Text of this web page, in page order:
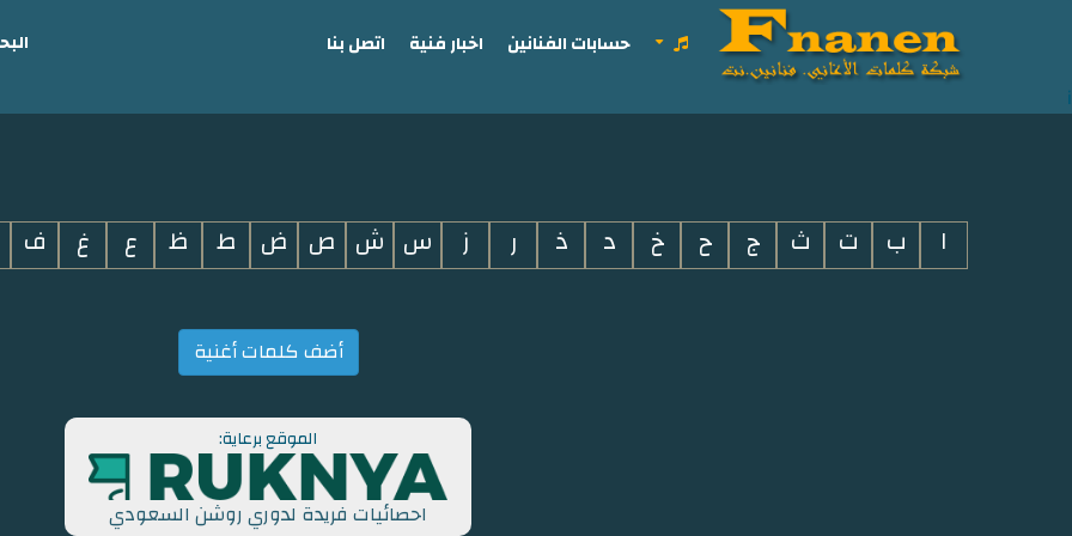
i
حسابات الفنانين اخبار فنية اتصل بنا
ا ب ت ث ج ح خ د ذ ر ز س ش ص ض ط ظ ع غ ف
أضف كلمات أغنية
الموقع برعاية:
احصائيات فريدة لدوري روشن السعودي